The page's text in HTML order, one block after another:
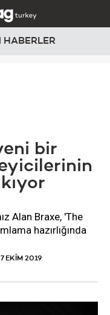
HABERLER
bir
Alan Braxe, 'The
hazırlığında
EKIM 2019